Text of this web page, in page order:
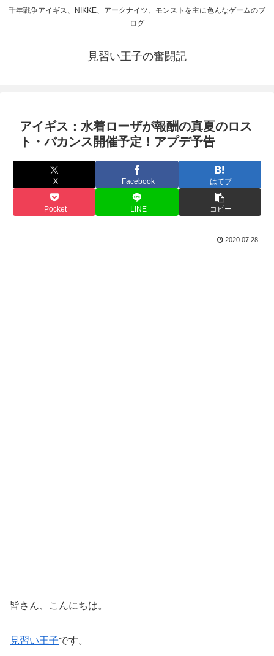
千年戦争アイギス、NIKKE、アークナイツ、モンストを主に色んなゲームのブ
ログ
見習い王子の奮闘記
アイギス：水着ローザが報酬の真夏のロス
ト・バカンス開催予定！アプデ予告
X Facebook はてブ
Pocket LINE コピー
2020.07.28
皆さん、こんにちは。
見習い王子です。